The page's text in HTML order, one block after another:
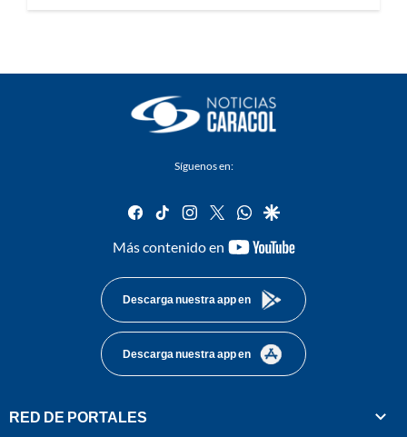
Síguenos en:
facebook
tiktok instagram
twitterwhatsapp
google
Más contenido en
youtube-
Descarga nuestra app en
Descarga nuestra app en
RED DE PORTALES